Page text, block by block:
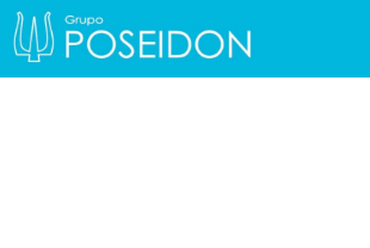
BMI – Body Mass Index
Calculator